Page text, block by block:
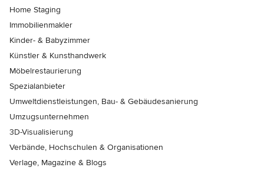
Home Staging
Immobilienmakler
Kinder- & Babyzimmer
Künstler & Kunsthandwerk
Möbelrestaurierung
Spezialanbieter
Umweltdienstleistungen, Bau- & Gebäudesanierung
Umzugsunternehmen
3D-Visualisierung
Verbände, Hochschulen & Organisationen
Verlage, Magazine & Blogs